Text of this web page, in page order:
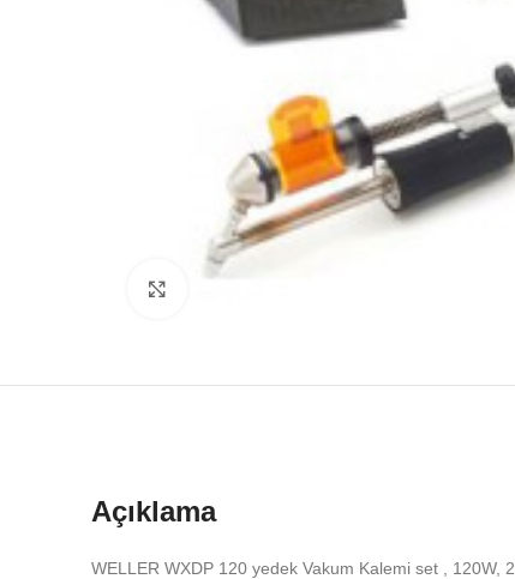
Açıklama
WELLER WXDP 120 yedek Vakum Kalemi set , 120W,